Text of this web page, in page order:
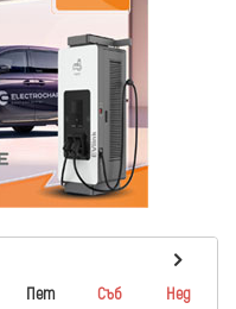
Пет Съб
Нед